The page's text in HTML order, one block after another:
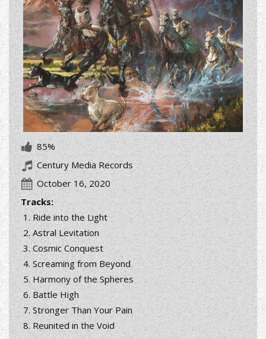
85%
Century Media Records
October 16, 2020
Tracks:
Ride into the Light
Astral Levitation
Cosmic Conquest
Screaming from Beyond
Harmony of the Spheres
Battle High
Stronger Than Your Pain
Reunited in the Void